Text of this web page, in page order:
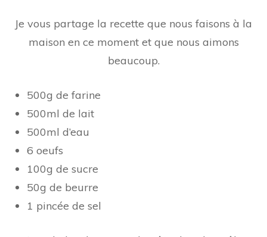
Je vous partage la recette que nous faisons à la
maison en ce moment et que nous aimons
beaucoup.
500g de farine
500ml de lait
500ml d’eau
6 oeufs
100g de sucre
50g de beurre
1 pincée de sel